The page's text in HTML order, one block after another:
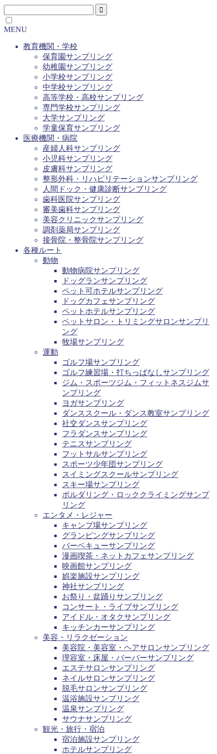
MENU
教育機関・学校
保育園サンプリング
幼稚園サンプリング
小学校サンプリング
中学校サンプリング
高等学校・高校サンプリング
専門学校サンプリング
大学サンプリング
学童保育サンプリング
医療機関・病院
産婦人科サンプリング
小児科サンプリング
皮膚科サンプリング
整形外科・リハビリテーションサンプリング
人間ドック・健康診断サンプリング
歯科医院サンプリング
審美歯科サンプリング
美容クリニックサンプリング
調剤薬局サンプリング
接骨院・整骨院サンプリング
各種ルート
動物
動物病院サンプリング
ドッグランサンプリング
ペット可ホテルサンプリング
ドッグカフェサンプリング
ペットホテルサンプリング
ペットサロン・トリミングサロンサンプリ
ング
牧場サンプリング
運動
ゴルフ場サンプリング
ゴルフ練習場・打ちっぱなしサンプリング
ジム・スポーツジム・フィットネスジムサ
ンプリング
ヨガサンプリング
ダンススクール・ダンス教室サンプリング
社交ダンスサンプリング
フラダンスサンプリング
テニスサンプリング
フットサルサンプリング
スポーツ少年団サンプリング
スイミングスクールサンプリング
スキー場サンプリング
ボルダリング・ロッククライミングサンプ
リング
エンタメ・レジャー
キャンプ場サンプリング
グランピングサンプリング
バーベキューサンプリング
漫画喫茶・ネットカフェサンプリング
映画館サンプリング
娯楽施設サンプリング
神社サンプリング
お祭り・盆踊りサンプリング
コンサート・ライブサンプリング
アイドル・オタクサンプリング
キッチンカーサンプリング
美容・リラクゼーション
美容院・美容室・ヘアサロンサンプリング
理容室・床屋・バーバーサンプリング
エステサロンサンプリング
ネイルサロンサンプリング
脱毛サロンサンプリング
温浴施設サンプリング
温泉サンプリング
サウナサンプリング
観光・旅行・宿泊
宿泊施設サンプリング
ホテルサンプリング